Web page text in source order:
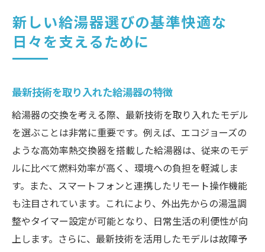
新しい給湯器選びの基準快適な
日々を支えるために
最新技術を取り入れた給湯器の特徴
給湯器の交換を考える際、最新技術を取り入れたモデル
を選ぶことは非常に重要です。例えば、エコジョーズの
ような高効率熱交換器を搭載した給湯器は、従来のモデ
ルに比べて燃料効率が高く、環境への負担を軽減しま
す。また、スマートフォンと連携したリモート操作機能
も注目されています。これにより、外出先からの湯温調
整やタイマー設定が可能となり、日常生活の利便性が向
上します。さらに、最新技術を活用したモデルは故障予